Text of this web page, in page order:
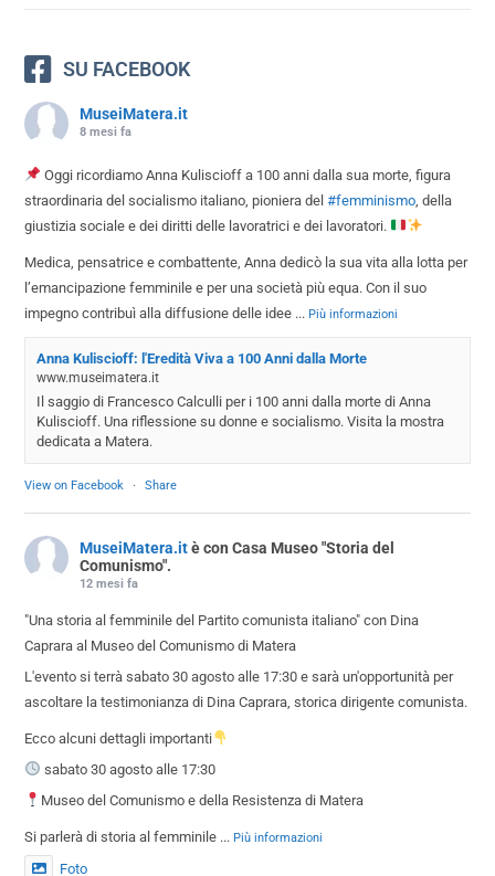
SU FACEBOOK
MuseiMatera.it
8 mesi fa
Oggi ricordiamo Anna Kuliscioff a 100 anni dalla sua morte, figura
straordinaria del socialismo italiano, pioniera del#femminismo, della
giustizia sociale e dei diritti delle lavoratrici e dei lavoratori.
Medica, pensatrice e combattente, Anna dedicò la sua vita alla lotta per
l’emancipazione femminile e per una società più equa. Con il suo
impegno contribuì alla diffusione delle idee ... Più informazioni
Anna Kuliscioff: l'Eredità Viva a 100 Anni dalla Morte
www.museimatera.it
Il saggio di Francesco Calculli per i 100 anni dalla morte di Anna
Kuliscioff. Una riflessione su donne e socialismo. Visita la mostra
dedicata a Matera.
View on Facebook · Share
MuseiMatera.it è con Casa Museo "Storia del
Comunismo".
12 mesi fa
"Una storia al femminile del Partito comunista italiano" con Dina
Caprara al Museo del Comunismo di Matera
L'evento si terrà sabato 30 agosto alle 17:30 e sarà un'opportunità per
ascoltare la testimonianza di Dina Caprara, storica dirigente comunista.
Ecco alcuni dettagli importanti
sabato 30 agosto alle 17:30
Museo del Comunismo e della Resistenza di Matera
Si parlerà di storia al femminile ... Più informazioni
Foto